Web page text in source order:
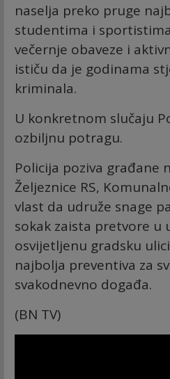
naselja preko pruge
studentima i
večernje obaveze i
ističu da je godinama
kriminala.
U konkretnom slučaju
ozbiljnu potragu.
Policija poziva građane
Željeznice RS,
vlast da udruže snage
sokak zaista pretvore u
osvijetljenu gradsku
najbolja preventiva za
svakodnevno događa.
(BN TV)